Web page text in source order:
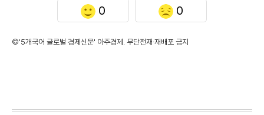
0 0
©'5개국어 글로벌 경제신문' 아주경제. 무단전재·재배포 금지